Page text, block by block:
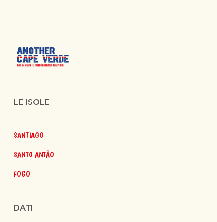
LE ISOLE
SANTIAGO
SANTO ANTÃO
FOGO
DATI